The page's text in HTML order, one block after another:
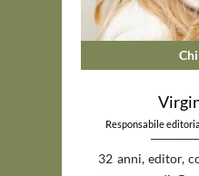
Responsabile
32 anni, editor,